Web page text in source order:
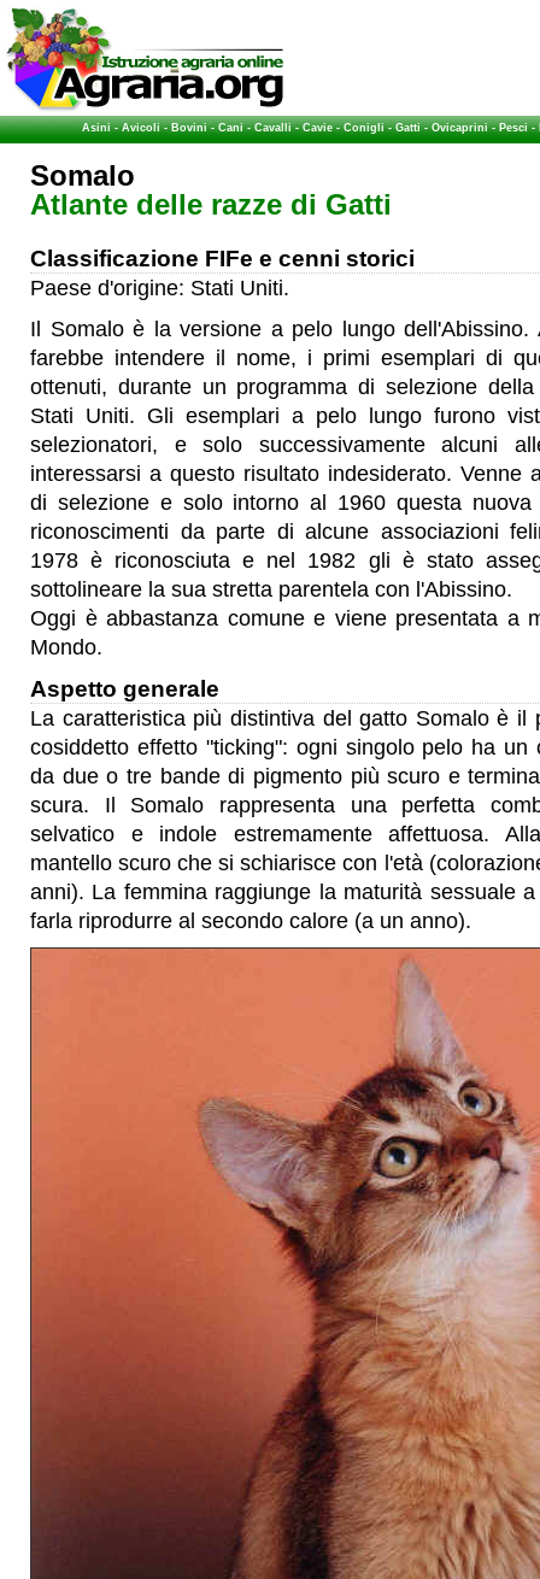
Asini-Avicoli-Bovini-Cani-Cavalli-Cavie-Conigli-Gatti-Ovicaprini-Pesci-
Somalo
Atlante delle razze di Gatti
Classificazione FIFe e cenni storici
Paese d'origine: Stati Uniti.
Il Somalo è la versione a pelo lungo dell'Abissino.
farebbe intendere il nome, i primi esemplari di
ottenuti, durante un programma di selezione
Stati Uniti. Gli esemplari a pelo lungo furono
selezionatori, e solo successivamente alcuni
interessarsi a questo risultato indesiderato. Venne
di selezione e solo intorno al 1960 questa
riconoscimenti da parte di alcune associazioni
1978 è riconosciuta e nel 1982 gli è stato
sottolineare la sua stretta parentela con l'Abissino.
Oggi è abbastanza comune e viene presentata a
Mondo.
Aspetto generale
La caratteristica più distintiva del gatto Somalo è il
cosiddetto effetto "ticking": ogni singolo pelo ha un
da due o tre bande di pigmento più scuro e
scura. Il Somalo rappresenta una perfetta
selvatico e indole estremamente affettuosa.
mantello scuro che si schiarisce con l'età
anni). La femmina raggiunge la maturità sessuale
farla riprodurre al secondo calore (a un anno).